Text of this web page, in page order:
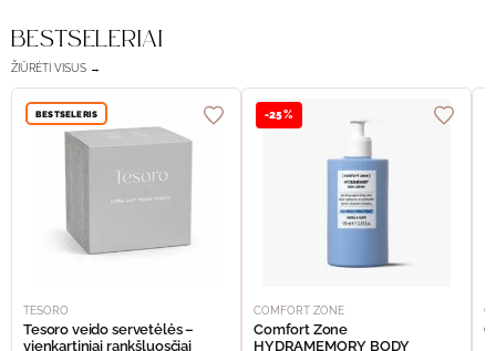
BESTSELERIAI
ŽIŪRĖTI VISUS →
BESTSELERIS
TESORO
Tesoro veido servetėlės –
vienkartiniai rankšluosčiai
-25%
COMFORT ZONE
Comfort Zone
HYDRAMEMORY BODY